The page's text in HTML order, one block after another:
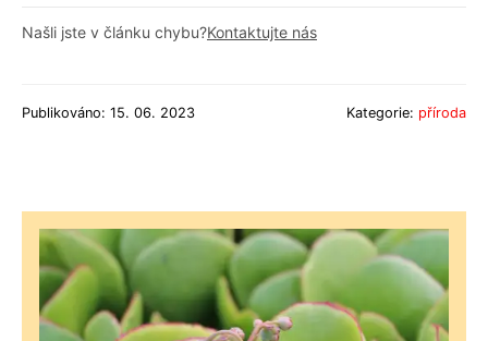
Našli jste v článku chybu?Kontaktujte nás
Publikováno: 15. 06. 2023 Kategorie: příroda